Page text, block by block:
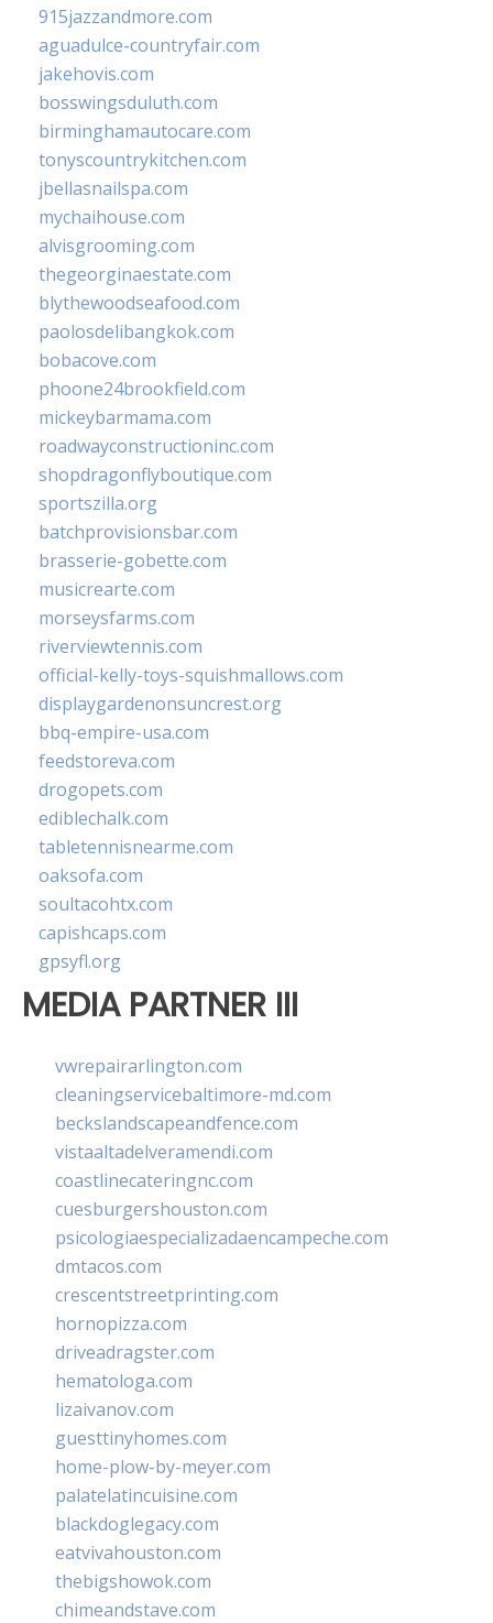
915jazzandmore.com
aguadulce-countryfair.com
jakehovis.com
bosswingsduluth.com
birminghamautocare.com
tonyscountrykitchen.com
jbellasnailspa.com
mychaihouse.com
alvisgrooming.com
thegeorginaestate.com
blythewoodseafood.com
paolosdelibangkok.com
bobacove.com
phoone24brookfield.com
mickeybarmama.com
roadwayconstructioninc.com
shopdragonflyboutique.com
sportszilla.org
batchprovisionsbar.com
brasserie-gobette.com
musicrearte.com
morseysfarms.com
riverviewtennis.com
official-kelly-toys-squishmallows.com
displaygardenonsuncrest.org
bbq-empire-usa.com
feedstoreva.com
drogopets.com
ediblechalk.com
tabletennisnearme.com
oaksofa.com
soultacohtx.com
capishcaps.com
gpsyfl.org
MEDIA PARTNER III
vwrepairarlington.com
cleaningservicebaltimore-md.com
beckslandscapeandfence.com
vistaaltadelveramendi.com
coastlinecateringnc.com
cuesburgershouston.com
psicologiaespecializadaencampeche.com
dmtacos.com
crescentstreetprinting.com
hornopizza.com
driveadragster.com
hematologa.com
lizaivanov.com
guesttinyhomes.com
home-plow-by-meyer.com
palatelatincuisine.com
blackdoglegacy.com
eatvivahouston.com
thebigshowok.com
chimeandstave.com